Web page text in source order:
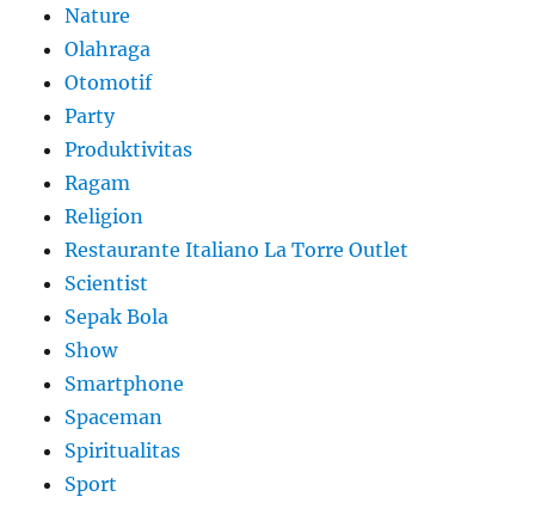
Nature
Olahraga
Otomotif
Party
Produktivitas
Ragam
Religion
Restaurante Italiano La Torre Outlet
Scientist
Sepak Bola
Show
Smartphone
Spaceman
Spiritualitas
Sport